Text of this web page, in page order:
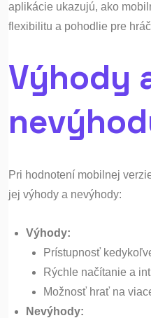
aplikácie ukazujú, ako
flexibilitu a pohodlie pre
Výhody
Pri hodnotení mobilnej
jej výhody a nevýhody:
Výhody:
Prístupnosť
Rýchle načítanie a
Možnosť hrať na
Nevýhody: